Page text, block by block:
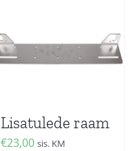
Lisatulede raam
€23,00 sis. KM